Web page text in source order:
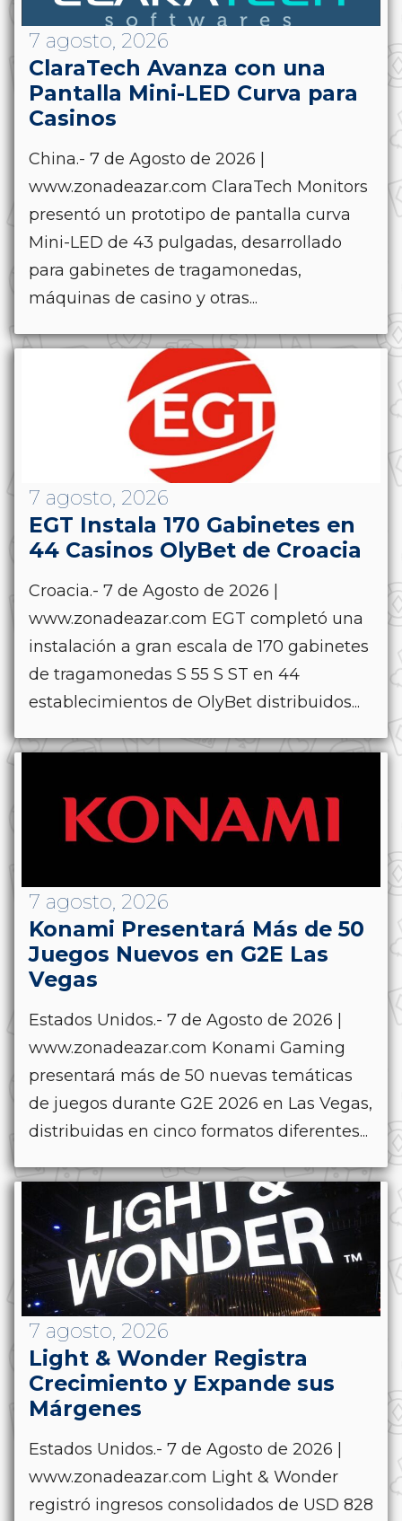
7 agosto, 2026
ClaraTech Avanza con una
Pantalla Mini-LED Curva para
Casinos
China.- 7 de Agosto de 2026 |
www.zonadeazar.com ClaraTech Monitors
presentó un prototipo de pantalla curva
Mini-LED de 43 pulgadas, desarrollado
para gabinetes de tragamonedas,
máquinas de casino y otras...
7 agosto, 2026
EGT Instala 170 Gabinetes en
44 Casinos OlyBet de Croacia
Croacia.- 7 de Agosto de 2026 |
www.zonadeazar.com EGT completó una
instalación a gran escala de 170 gabinetes
de tragamonedas S 55 S ST en 44
establecimientos de OlyBet distribuidos...
7 agosto, 2026
Konami Presentará Más de 50
Juegos Nuevos en G2E Las
Vegas
Estados Unidos.- 7 de Agosto de 2026 |
www.zonadeazar.com Konami Gaming
presentará más de 50 nuevas temáticas
de juegos durante G2E 2026 en Las Vegas,
distribuidas en cinco formatos diferentes...
7 agosto, 2026
Light & Wonder Registra
Crecimiento y Expande sus
Márgenes
Estados Unidos.- 7 de Agosto de 2026 |
www.zonadeazar.com Light & Wonder
registró ingresos consolidados de USD 828